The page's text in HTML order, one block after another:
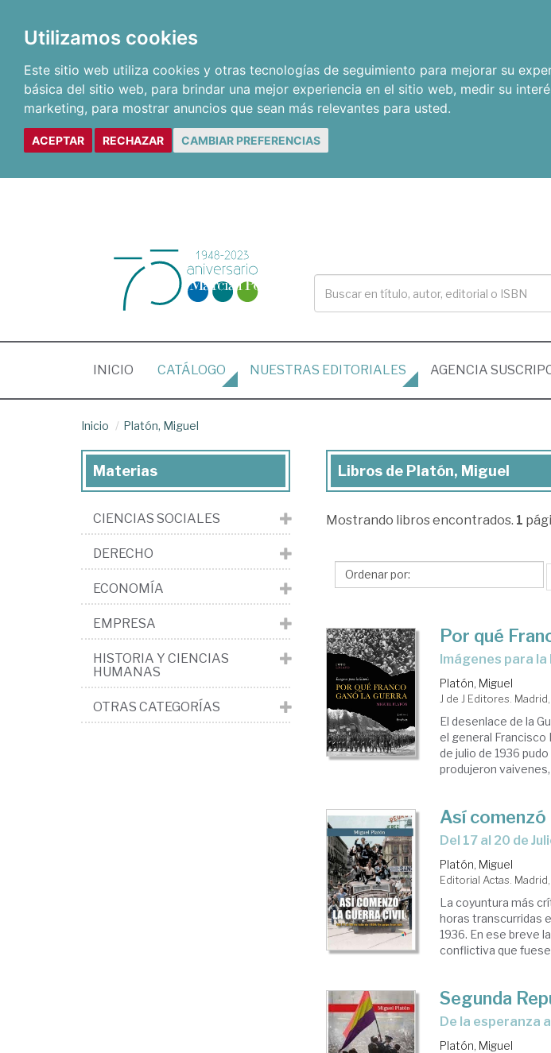
Utilizamos cookies
Este sitio web utiliza cookies y otras tecnologías de seguimiento para mejorar su
básica del sitio web, para brindar una mejor experiencia en el sitio web, medir su
marketing, para mostrar anuncios que sean más relevantes para usted.
ACEPTAR RECHAZAR CAMBIAR PREFERENCIAS
INICIO (CURRENT)
CATÁLOGO NUESTRAS EDITORIALES AGENCIA
Inicio Platón, Miguel
Libros
Platón,
Libros de Platón, Miguel
Mostrando libros encontrados. 1
Por qué
Imágenes para
Platón, Miguel
J de J Editores.
El desenlace de la
el general Francisco
de julio de 1936
produjeron
Así comenzó
Del 17 al 20 de
Platón, Miguel
Editorial Actas.
La coyuntura más
horas transcurridas
1936. En ese breve
conflictiva que
Segunda
de la esperanza
Platón, Miguel
Materias
CIENCIAS SOCIALES
DERECHO
ECONOMÍA
EMPRESA
HISTORIA Y CIENCIAS
HUMANAS
OTRAS CATEGORÍAS